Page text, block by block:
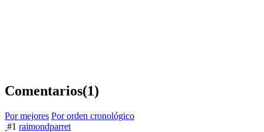
Comentarios(1)
Por mejores Por orden cronológico
#1 raimondparret